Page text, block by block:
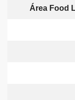
Área Food